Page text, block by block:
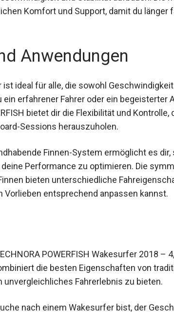
Komfort und Support, damit du länger
Anwendungen
ist ideal für alle, die sowohl
ein erfahrener Fahrer oder ein begeisterter
bietet dir die Flexibilität und
Wakeboard-Sessions herauszuholen.
Finnen-System ermöglicht es
Performance zu optimieren. Die
bieten unterschiedliche
Vorlieben entsprechend anpassen kannst.
POWERFISH Wakesurfer 2018
die besten Eigenschaften von
dir ein unvergleichliches Fahrerlebnis zu
nach einem Wakesurfer bist, der